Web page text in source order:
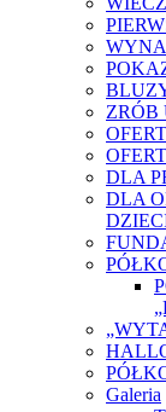
ZRÓB
DLA
DLA
Galeria